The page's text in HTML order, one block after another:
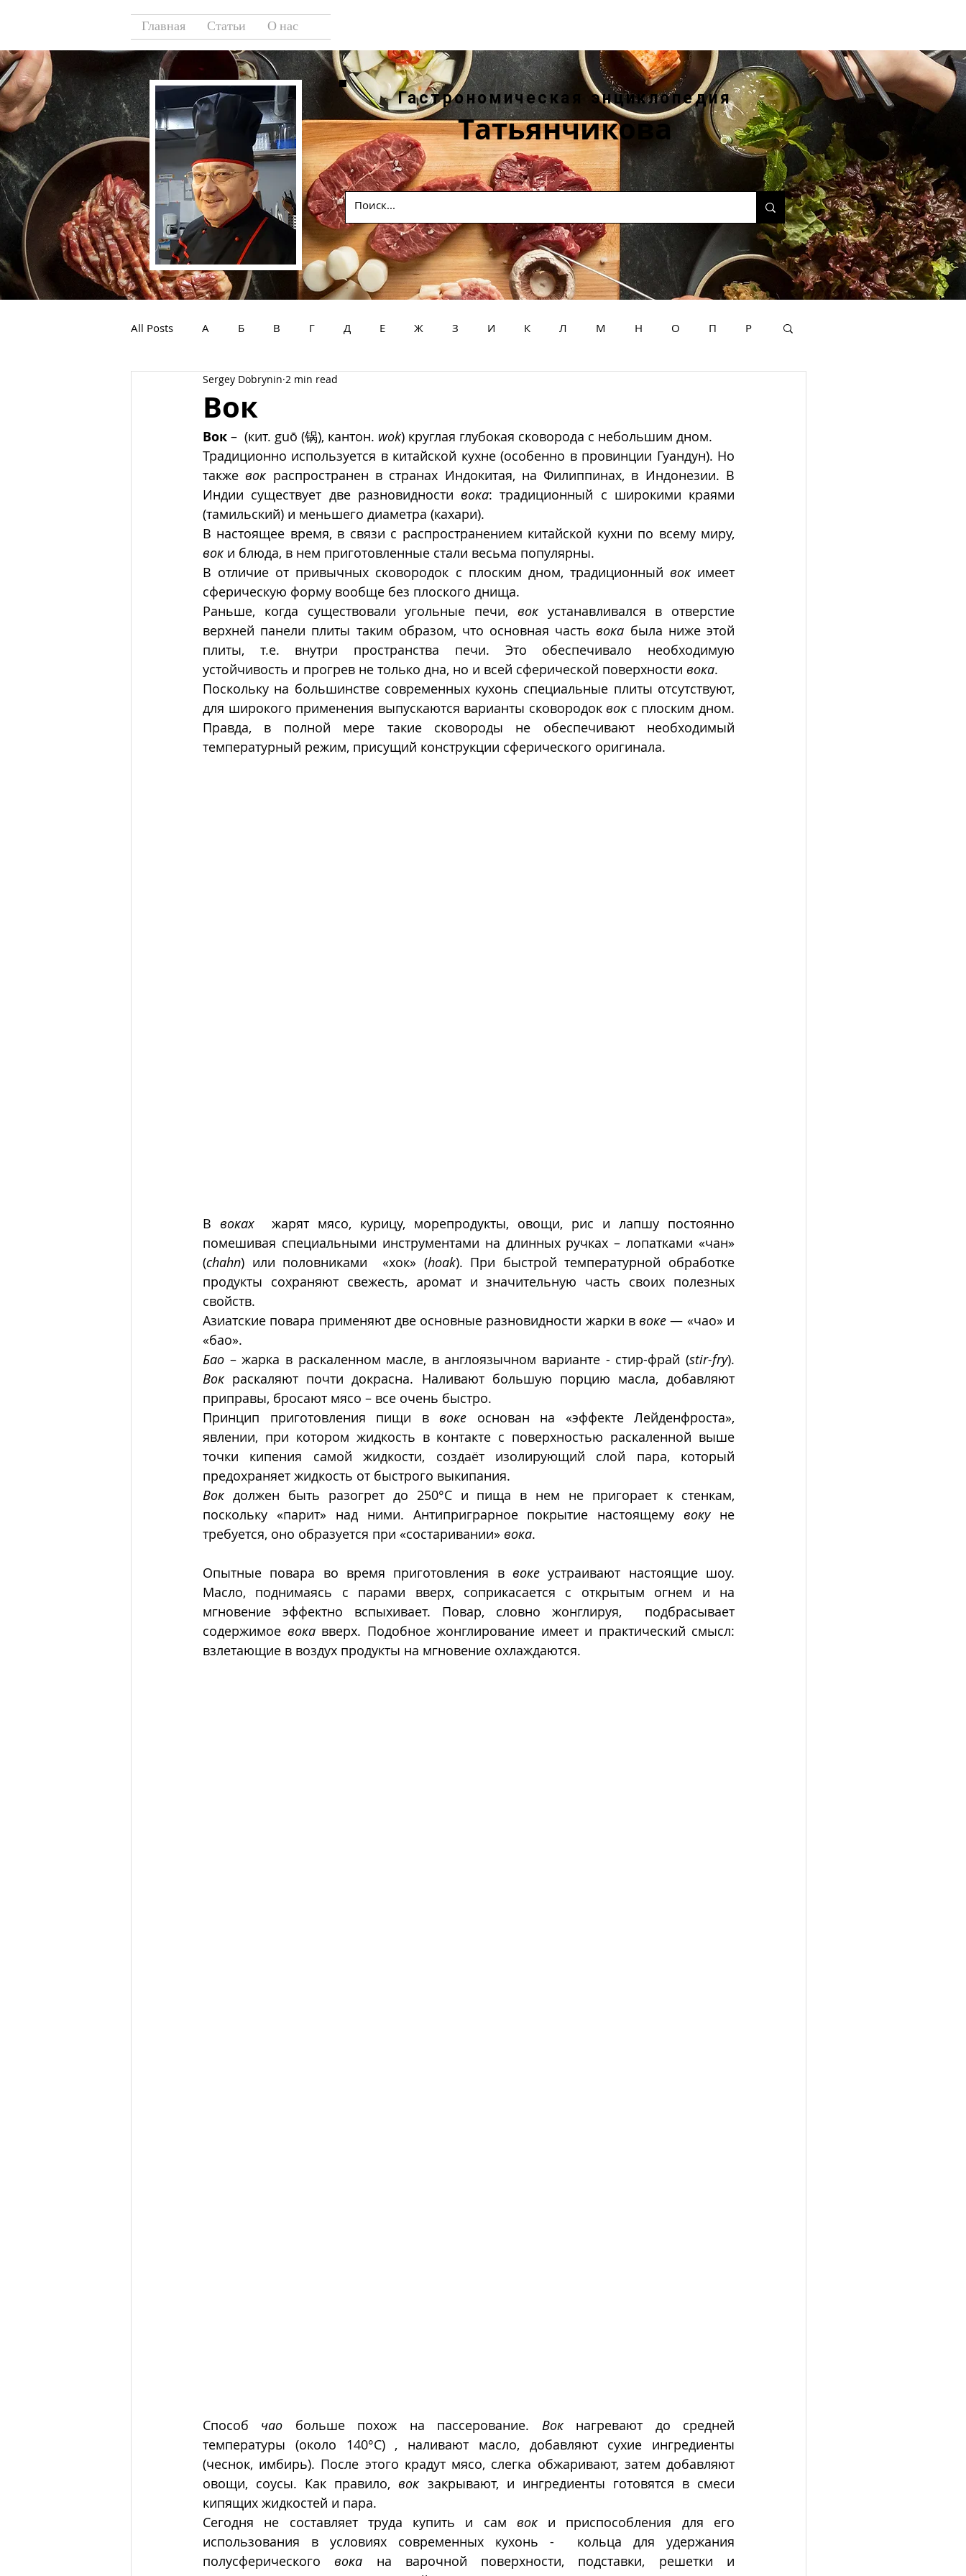
Главная Статьи О нас
Гастрономическая энциклопедия
Татьянчикова
All Posts А Б В Г Д Е Ж З И К Л М Н О П Р
У Ф Х
Вок
Sergey Dobrynin 2 min read
Вок –  (кит. guō (锅), кантон. wok) круглая глубокая сковорода с небольшим дном.
Традиционно используется в китайской кухне (особенно в провинции Гуандун). Но
также вок распространен в странах Индокитая, на Филиппинах, в Индонезии. В
Индии существует две разновидности вока: традиционный с широкими краями
(тамильский) и меньшего диаметра (кахари).
вок и блюда, в нем приготовленные стали весьма популярны.
В отличие от привычных сковородок с плоским дном, традиционный вок имеет
сферическую форму вообще без плоского днища.
Раньше, когда существовали угольные печи, вок устанавливался в отверстие
верхней панели плиты таким образом, что основная часть вока была ниже этой
плиты, т.е. внутри пространства печи. Это обеспечивало необходимую
устойчивость и прогрев не только дна, но и всей сферической поверхности вока.
Поскольку на большинстве современных кухонь специальные плиты отсутствуют,
для широкого применения выпускаются варианты сковородок вок с плоским дном.
Правда, в полной мере такие сковороды не обеспечивают необходимый
температурный режим, присущий конструкции сферического оригинала.
В воках
  жарят мясо, курицу, морепродукты, овощи, рис и лапшу постоянно
помешивая специальными инструментами на длинных ручках – лопатками «чан»
(chahn) или половниками  «хок» (hoak). При быстрой температурной обработке
продукты сохраняют свежесть, аромат и значительную часть своих полезных
свойств.
Азиатские повара применяют две основные разновидности жарки в воке — «чао» и
«бао».
Бао – жарка в раскаленном масле, в англоязычном варианте - стир-фрай (stir-fry
Вок раскаляют почти докрасна. Наливают большую порцию масла, добавляют
приправы, бросают мясо – все очень быстро.
Принцип приготовления пищи в воке основан на «эффекте Лейденфроста»,
явлении, при котором жидкость в контакте с поверхностью раскаленной выше
точки кипения самой жидкости, создаёт изолирующий слой пара, который
предохраняет жидкость от быстрого выкипания.
Вок должен быть разогрет до 250°C и пища в нем не пригорает к стенкам,
поскольку «парит» над ними. Антиприграрное покрытие настоящему воку не
требуется, оно образуется при «состаривании» вока.
Опытные повара во время приготовления в воке устраивают настоящие шоу.
Масло, поднимаясь с парами вверх, соприкасается с открытым огнем и на
мгновение эффектно вспыхивает. Повар, словно жонглируя,  подбрасывает
содержимое вока вверх. Подобное жонглирование имеет и практический смысл:
взлетающие в воздух продукты на мгновение охлаждаются.
Способ чао больше похож на пассерование. Вок нагревают до средней
температуры (около 140°C) , наливают масло, добавляют сухие ингредиенты
(чеснок, имбирь). После этого крадут мясо, слегка обжаривают, затем добавляют
овощи, соусы. Как правило, вок закрывают, и ингредиенты готовятся в смеси
кипящих жидкостей и пара.
Сегодня не составляет труда купить и сам вок и приспособления для его
использования в условиях современных кухонь -  кольца для удержания
полусферического вока на варочной поверхности, подставки, решетки и